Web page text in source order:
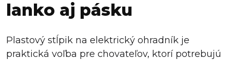
lanko aj pásku
Plastový stĺpik na elektrický ohradník je
praktická voľba pre chovateľov, ktorí potrebujú